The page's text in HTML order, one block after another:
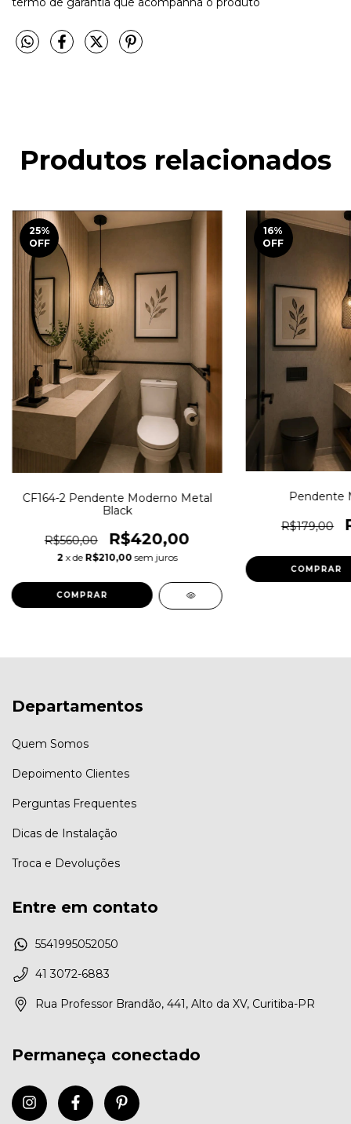
Produtos relacionados
25%
OFF
CF164-2 Pendente Moderno Metal
Black
R$560,00 R$420,00
2 x de R$210,00 sem juros
16%
OFF
Pendente
R$179,00
Departamentos
Quem Somos
Depoimento Clientes
Perguntas Frequentes
Dicas de Instalação
Troca e Devoluções
Entre em contato
5541995052050
41 3072-6883
Rua Professor Brandão, 441, Alto da XV, Curitiba-PR
Permaneça conectado